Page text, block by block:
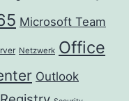
Microsoft Team
Netzwerk Office
Outlook